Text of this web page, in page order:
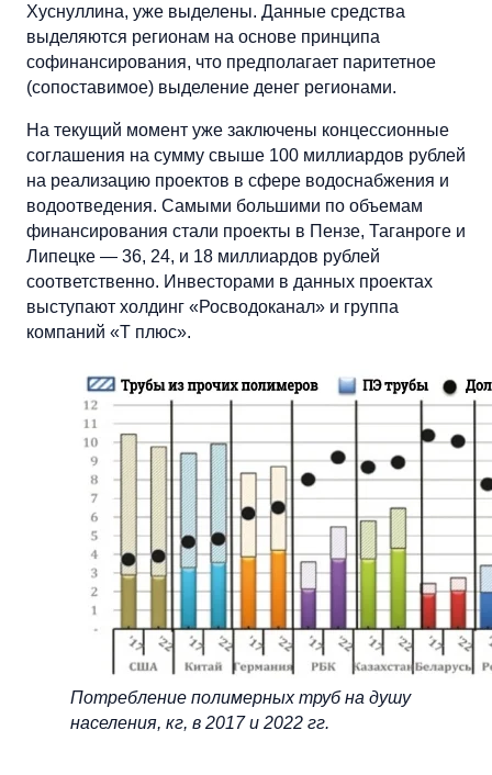
Хуснуллина, уже выделены. Данные средства
выделяются регионам на основе принципа
софинансирования, что предполагает паритетное
(сопоставимое) выделение денег регионами.
На текущий момент уже заключены концессионные
соглашения на сумму свыше 100 миллиардов рублей
на реализацию проектов в сфере водоснабжения и
водоотведения. Самыми большими по объемам
финансирования стали проекты в Пензе, Таганроге и
Липецке — 36, 24, и 18 миллиардов рублей
соответственно. Инвесторами в данных проектах
выступают холдинг «Росводоканал» и группа
компаний «Т плюс».
Потребление полимерных труб на душу
населения, кг, в 2017 и 2022 гг.